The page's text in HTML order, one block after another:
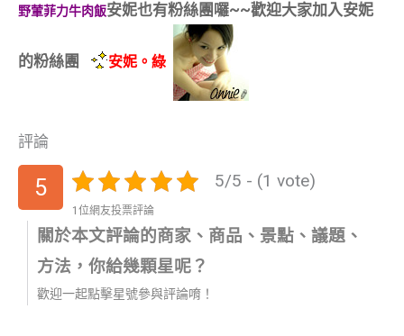
野葷菲力牛肉飯安妮也有粉絲團囉~~歡迎大家加入安妮
的粉絲團 安妮。綠
評論
5 5/5 - (1 vote)
1位網友投票評論
關於本文評論的商家、商品、景點、議題、
方法，你給幾顆星呢？
歡迎一起點擊星號參與評論唷！